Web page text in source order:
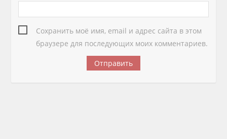
Сохранить моё имя, email и адрес сайта в этом
браузере для последующих моих комментариев.